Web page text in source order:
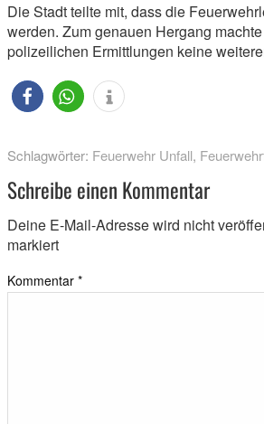
Die Stadt teilte mit, dass die
werden. Zum genauen Hergang
polizeilichen Ermittlungen keine
Schlagwörter: Feuerwehr Unfall,
Schreibe einen Kommentar
Deine E-Mail-Adresse wird nicht
markiert
Kommentar *